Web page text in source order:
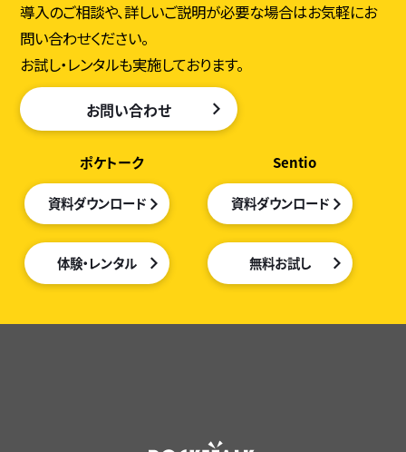
導入のご相談や、詳しいご説明が必要な場合はお気軽にお
問い合わせください。
お試し・レンタルも実施しております。
お問い合わせ
ポケトーク
資料ダウンロード
体験・レンタル
Sentio
資料ダウンロード
無料お試し